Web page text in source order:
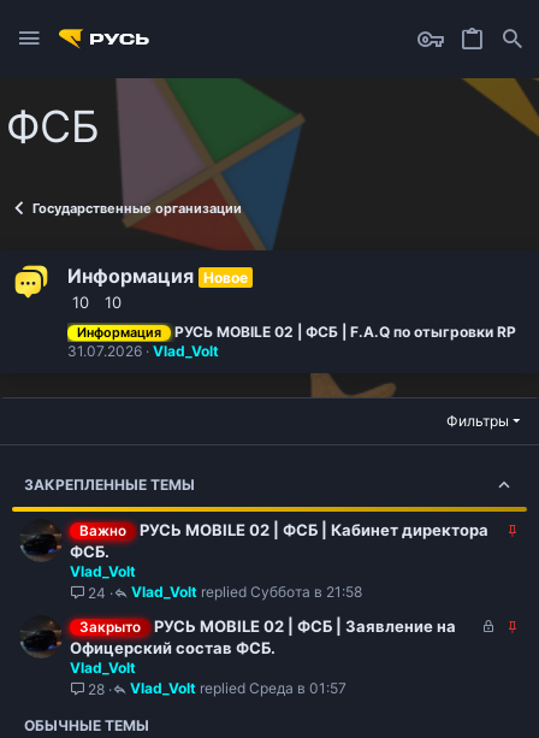
ФСБ
Государственные организации
Информация Новое
10 10
Информация
РУСЬ MOBILE 02 | ФСБ | F.A.Q по отыгровки RP
31.07.2026 Vlad_Volt
Фильтры
ЗАКРЕПЛЕННЫЕ ТЕМЫ
Важно
РУСЬ MOBILE 02 | ФСБ | Кабинет директора
ФСБ.
Vlad_Volt
24
Суббота в 21:58
Vlad_Volt
Закрыто
РУСЬ MOBILE 02 | ФСБ | Заявление на
Офицерский состав ФСБ.
Vlad_Volt
28
Среда в 01:57
Vlad_Volt
ОБЫЧНЫЕ ТЕМЫ